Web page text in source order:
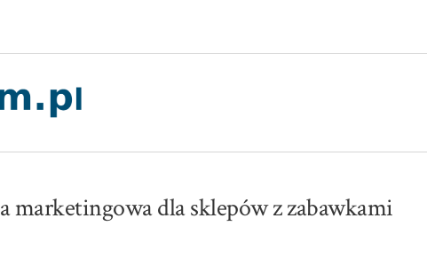
marketingowa dla sklepów z zabawkami